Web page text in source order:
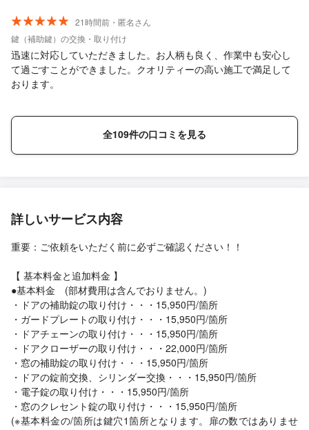
21時間前・匿名さん
鍵（補助鍵）の交換・取り付け
迅速に対応していただきました。お人柄も良く、作業中も安心し
て過ごすことができました。クオリティーの高い施工で満足して
おります。
全109件の口コミを見る
詳しいサービス内容
重要：ご依頼をいただく前に必ずご確認ください！！
【 基本料金と追加料金 】
●基本料金 (部材費用は含んでおりません。)
・ドアの補助錠の取り付け・・・15,950円/箇所
・ガードプレートの取り付け・・・15,950円/箇所
・ドアチェーンの取り付け・・・15,950円/箇所
・ドアクローザーの取り付け・・・22,000円/箇所
・窓の補助錠の取り付け・・・15,950円/箇所
・ドアの錠前交換、シリンダー交換・・・15,950円/箇所
・電子錠の取り付け・・・15,950円/箇所
・窓のクレセント錠の取り付け・・・15,950円/箇所
(※基本料金の/箇所は鍵穴1箇所となります。扉の数ではありませ